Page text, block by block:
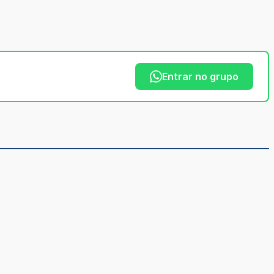
Entrar no grupo